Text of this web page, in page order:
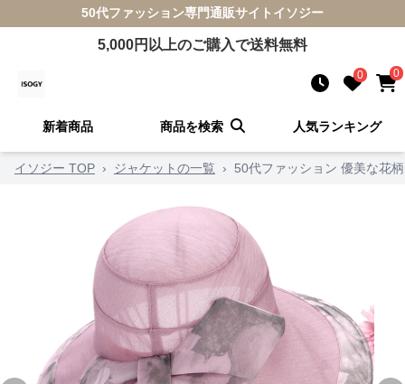
50代ファッション専門通販サイト イソジー
5,000円以上のご購入で送料無料
0 0
新着商品 商品を検索 人気ランキング
イソジー TOP › ジャケットの一覧 › 50代ファッション 優美な花